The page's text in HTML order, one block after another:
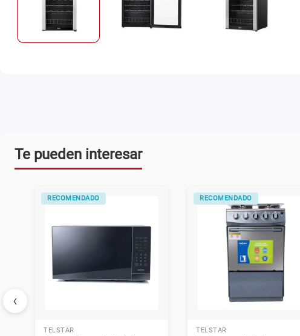
Te pueden interesar
‹
RECOMENDADO
TELSTAR
RECOMENDADO
TELSTAR